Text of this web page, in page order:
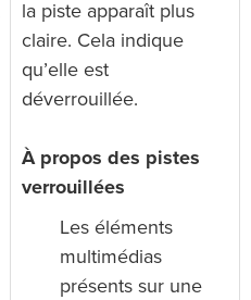
la piste apparaît plus
claire. Cela indique
qu’elle est
déverrouillée.
À propos des pistes
verrouillées
Les éléments
multimédias
présents sur une